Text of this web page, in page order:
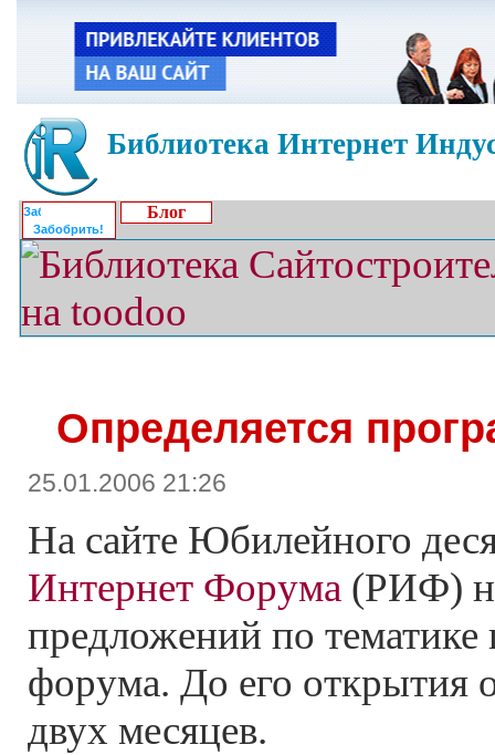
Библиотека Интернет
Забобрить!
Блог
Определяется
25.01.2006 21:26
На сайте Юбилейного
Интернет Форума (РИФ)
предложений по
форума. До его открытия
двух месяцев.